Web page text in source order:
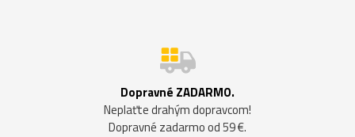
Dopravné ZADARMO.
Neplaťte drahým dopravcom!
Dopravné zadarmo od 59 €.